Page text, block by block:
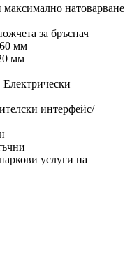
натоварване
за бръснач
мм
мм
интерфейс/
услуги на